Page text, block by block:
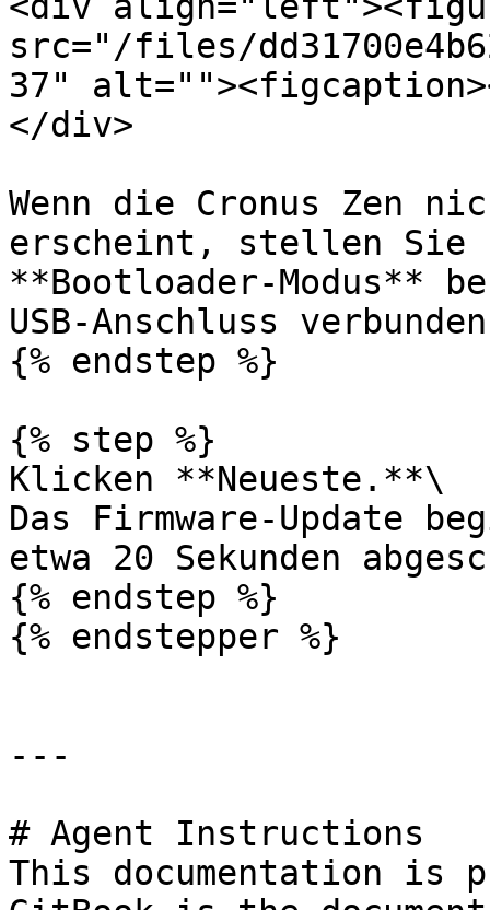
src="/files/
37"
</div>
Wenn die Cronus Zen
erscheint, stellen Sie
**Bootloader-Modus**
USB-Anschluss
{% endstep %}
{% step %}
Klicken **Neueste.**\
Das Firmware-Update
etwa 20 Sekunden
{% endstep %}
{% endstepper %}
---
# Agent Instructions
This documentation is